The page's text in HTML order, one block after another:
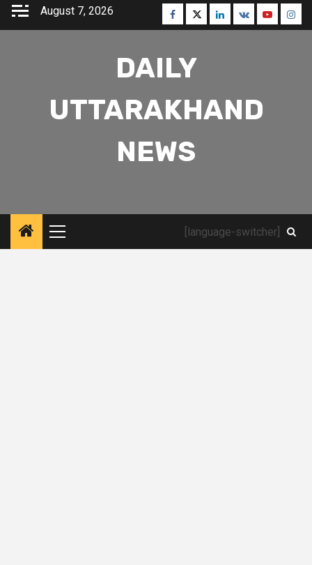
Skip
August 7, 2026 Facebook
TwitterLinkedin
VK Youtube
DAILY
UTTARAKHAND
NEWS
Primary
Menu
[language-switcher]